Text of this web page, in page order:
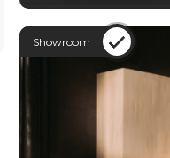
Showroom